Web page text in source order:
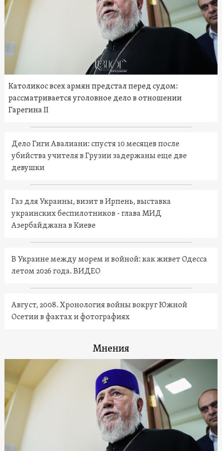
Католикос всех армян предстал перед судом:
рассматривается уголовное дело в отношении
Гарегина II
Дело Гиги Авалиани: спустя 10 месяцев после
убийства учителя в Грузии задержаны еще две
девушки
Газ для Украины, визит в Ирпень, выставка
украинских беспилотников - глава МИД
Азербайджана в Киеве
В Украине между морем и войной: как живет Одесса
летом 2026 года. ВИДЕО
Август, 2008. Хронология войны вокруг Южной
Осетии в фактах и фотографиях
Мнения